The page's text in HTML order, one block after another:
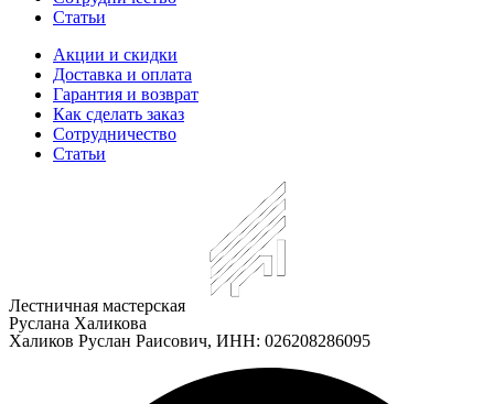
Статьи
Акции и скидки
Доставка и оплата
Гарантия и возврат
Как сделать заказ
Сотрудничество
Статьи
Лестничная мастерская
Руслана Халикова
Халиков Руслан Раисович, ИНН: 026208286095